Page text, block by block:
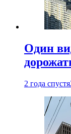
Один
2 года спустя